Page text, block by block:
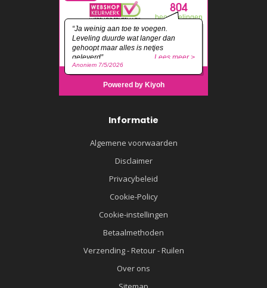
Informatie
Algemene voorwaarden
Disclaimer
Privacybeleid
Cookie-Policy
Cookie-instellingen
Betaalmethoden
Verzending - Retour - Ruilen
Over ons